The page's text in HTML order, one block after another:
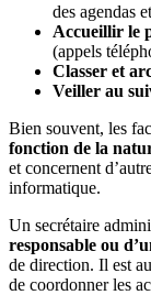
des agendas
Accueillir le
(appels
Classer et
Veiller au
Bien souvent, les
fonction de la
et concernent
informatique.
Un secrétaire
responsable ou
de direction. Il est
de coordonner les